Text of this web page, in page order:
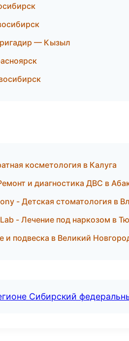
— Кызыл
косметология в Калуга
и диагностика ДВС в
- Детская стоматология в
- Лечение под наркозом в
и подвеска в Великий
Сибирский